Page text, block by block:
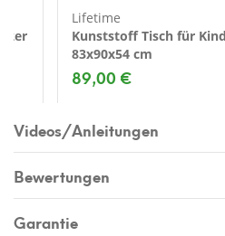
2er
Lifetime
Kunststoff Tisch für
83x90x54 cm
89,00 €
Videos/Anleitungen
Bewertungen
Garantie